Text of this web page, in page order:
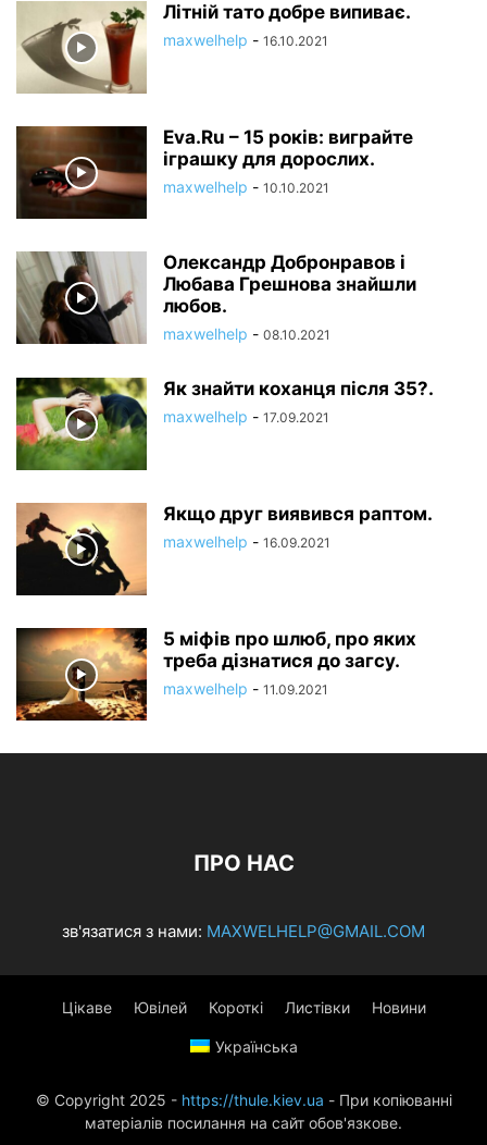
Літній тато добре випиває.
maxwelhelp - 16.10.2021
Eva.Ru – 15 років: виграйте
іграшку для дорослих.
maxwelhelp - 10.10.2021
Олександр Добронравов і
Любава Грешнова знайшли
любов.
maxwelhelp - 08.10.2021
Як знайти коханця після 35?.
maxwelhelp - 17.09.2021
Якщо друг виявився раптом.
maxwelhelp - 16.09.2021
5 міфів про шлюб, про яких
треба дізнатися до загсу.
maxwelhelp - 11.09.2021
ПРО НАС
зв'язатися з нами: MAXWELHELP@GMAIL.COM
Цікаве Ювілей Короткі Листівки Новини
Українська
© Copyright 2025 - https://thule.kiev.ua - При копіюванні
матеріалів посилання на сайт обов'язкове.